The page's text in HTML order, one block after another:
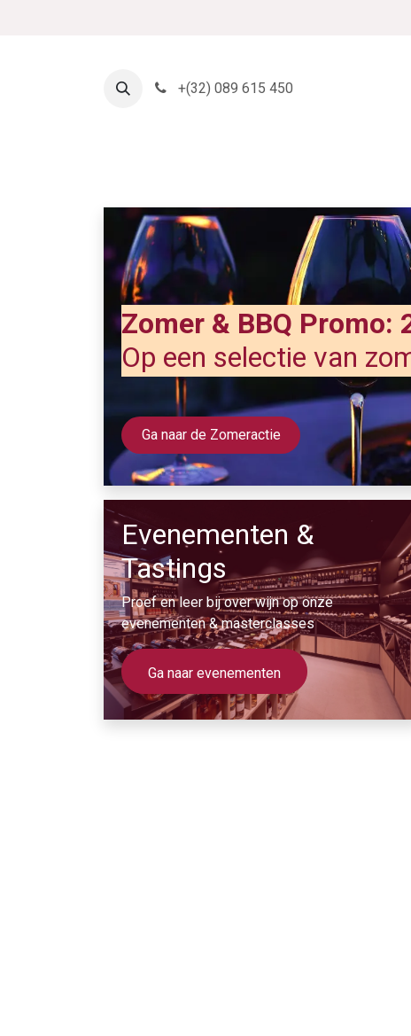
+(32) 089 615 450
Zomer & BBQ Promo:
Op een selectie van
Ga naar de Zomeractie
Evenementen &
Tastings
Proef en leer bij over wijn op onze
evenementen & masterclasses
Ga naar eveneme​nten